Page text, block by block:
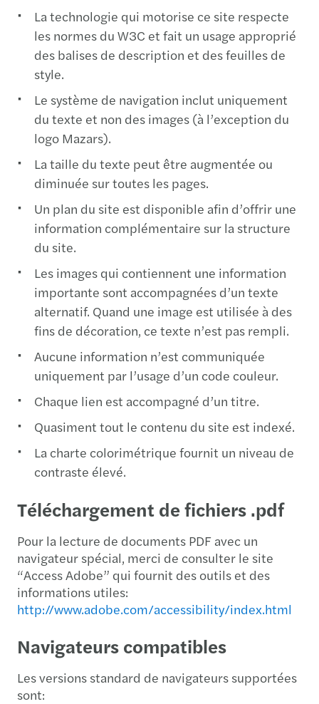
La technologie qui motorise ce site respecte
les normes du W3C et fait un usage approprié
des balises de description et des feuilles de
style.
Le système de navigation inclut uniquement
du texte et non des images (à l’exception du
logo Mazars).
La taille du texte peut être augmentée ou
diminuée sur toutes les pages.
Un plan du site est disponible afin d’offrir une
information complémentaire sur la structure
du site.
Les images qui contiennent une information
importante sont accompagnées d’un texte
alternatif. Quand une image est utilisée à des
fins de décoration, ce texte n’est pas rempli.
Aucune information n’est communiquée
uniquement par l’usage d’un code couleur.
Chaque lien est accompagné d’un titre.
Quasiment tout le contenu du site est indexé.
La charte colorimétrique fournit un niveau de
contraste élevé.
Téléchargement de fichiers .pdf
Pour la lecture de documents PDF avec un
navigateur spécial, merci de consulter le site
“Access Adobe” qui fournit des outils et des
informations utiles:
http://www.adobe.com/accessibility/index.html
Navigateurs compatibles
Les versions standard de navigateurs supportées
sont: